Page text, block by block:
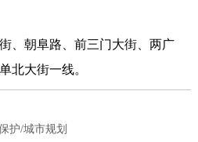
朝阜路、前三门大街、两广
北大街一线。
护/城市规划